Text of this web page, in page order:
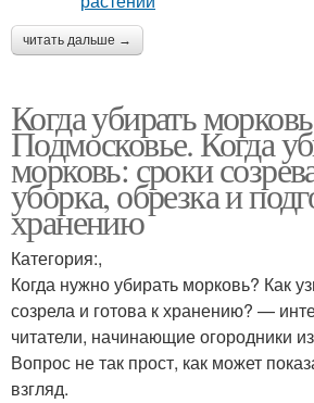
читать дальше →
Когда убирать
Подмосковье. Когда
морковь: сроки
уборка, обрезка и
хранению
Категория:,
Когда нужно убирать морковь? Как
созрела и готова к хранению? —
читатели, начинающие огородники
Вопрос не так прост, как может
взгляд.